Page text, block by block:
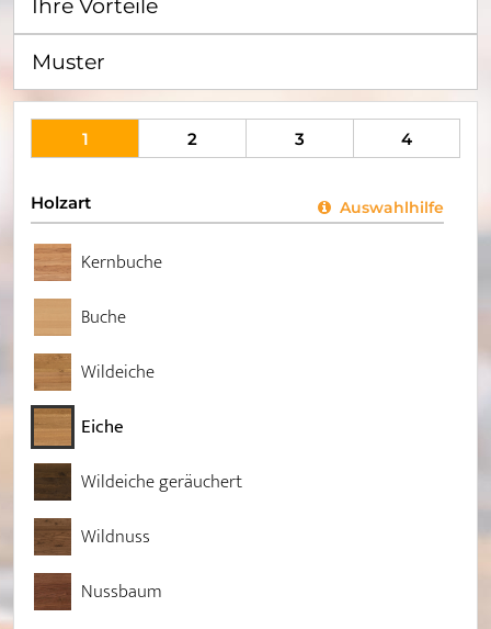
Ihre Vorteile
Muster
1 2 3 4
Holzart Auswahlhilfe
Kernbuche
Buche
Wildeiche
Eiche
Wildeiche geräuchert
Wildnuss
Nussbaum